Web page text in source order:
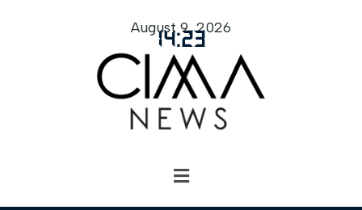
14:23
August 9, 2026